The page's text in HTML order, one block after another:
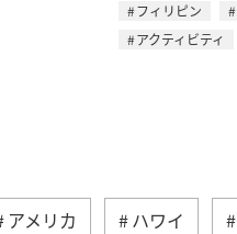
フィリピン
アクティビティ
アメリカ ハワイ